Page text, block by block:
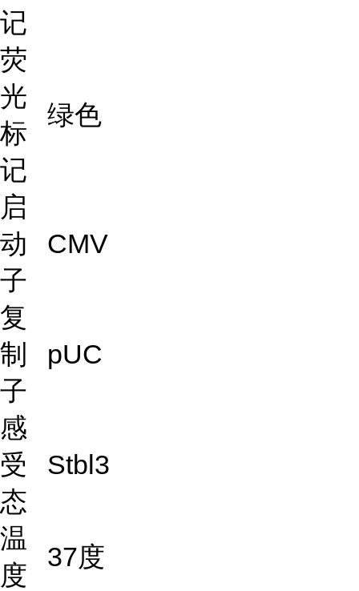
记
荧
光
标
记
绿色
启
动
子
CMV
复
制
子
pUC
感
受
态
Stbl3
温
度
37度